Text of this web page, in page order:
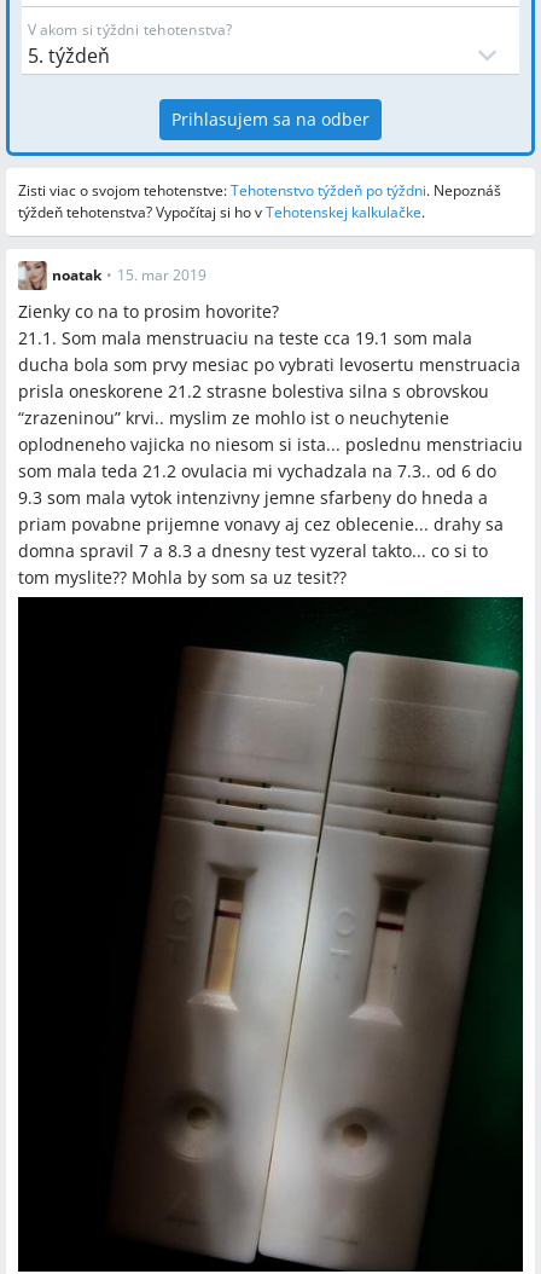
V akom si týždni tehotenstva?
Prihlasujem sa na odber
Zisti viac o svojom tehotenstve:Tehotenstvo týždeň po týždni. Nepoznáš
týždeň tehotenstva? Vypočítaj si ho vTehotenskej kalkulačke.
noatak • 15. mar 2019
Zienky co na to prosim hovorite?
21.1. Som mala menstruaciu na teste cca 19.1 som mala
ducha bola som prvy mesiac po vybrati levosertu menstruacia
prisla oneskorene 21.2 strasne bolestiva silna s obrovskou
“zrazeninou” krvi.. myslim ze mohlo ist o neuchytenie
oplodneneho vajicka no niesom si ista... poslednu menstriaciu
som mala teda 21.2 ovulacia mi vychadzala na 7.3.. od 6 do
9.3 som mala vytok intenzivny jemne sfarbeny do hneda a
priam povabne prijemne vonavy aj cez oblecenie... drahy sa
domna spravil 7 a 8.3 a dnesny test vyzeral takto... co si to
tom myslite?? Mohla by som sa uz tesit??